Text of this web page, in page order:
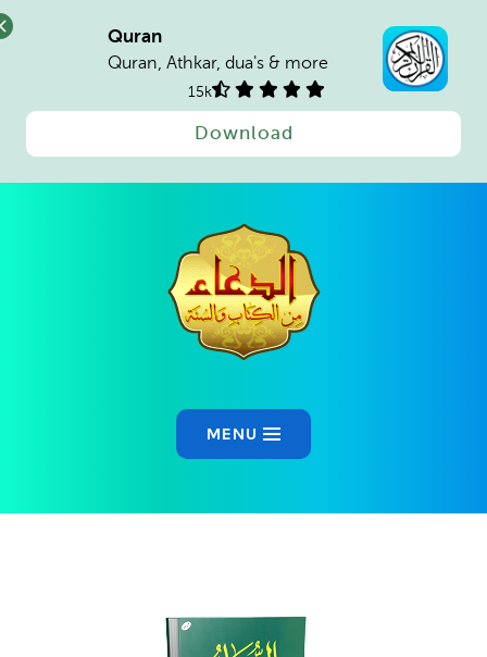
Quran
Quran, Athkar, dua's & more
15k
Download
MENU